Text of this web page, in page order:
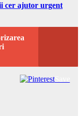
cer ajutor urgent
Save